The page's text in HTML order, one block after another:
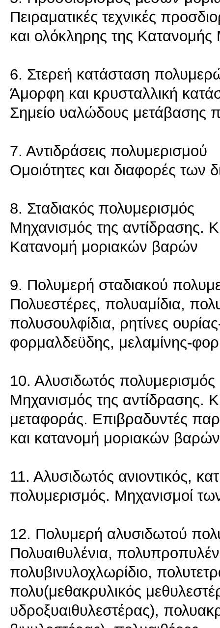
Πειραματικές τεχνικές
και ολόκληρης της
6. Στερεή κατάσταση
Άμορφη και κρυσταλλική
Σημείο υαλώδους μετάβασης
7. Αντιδράσεις πολυμερισμού
Ομοιότητες και διαφορές
8. Σταδιακός πολυμερισμός
Μηχανισμός της αντίδρασης.
Κατανομή μοριακών βαρών
9. Πολυμερή σταδιακού
Πολυεστέρες, πολυαμίδια,
πολυσουλφίδια, ρητίνες
φορμαλδεϋδης, μελαμίνης-
10. Αλυσιδωτός
Μηχανισμός της αντίδρασης.
μεταφοράς. Επιβραδυντές
και κατανομή μοριακών
11. Αλυσιδωτός ανιοντικός,
πολυμερισμός. Μηχανισμοί
12. Πολυμερή αλυσιδωτού
Πολυαιθυλένια,
πολυβινυλοχλωρίδιο,
πολυ(μεθακρυλικός
υδροξυαιθυλεστέρας),